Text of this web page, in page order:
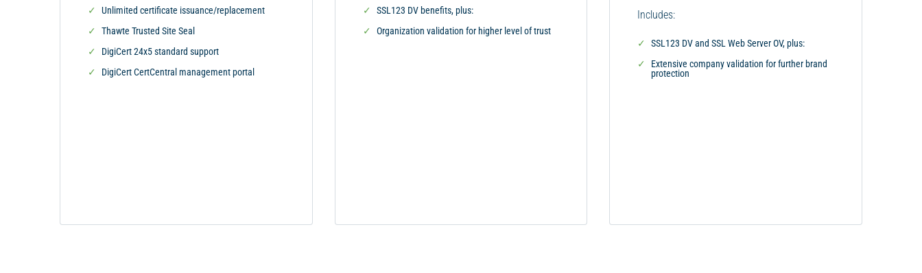
Unlimited certificate issuance/replacement
Thawte Trusted Site Seal
DigiCert 24x5 standard support
DigiCert CertCentral management portal
SSL123 DV benefits, plus:
Organization validation for higher level of trust
Includes:
SSL123 DV and SSL Web Server OV, plus:
Extensive company validation for further brand
protection